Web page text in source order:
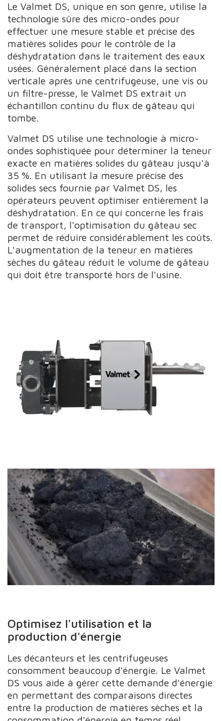
Le Valmet DS, unique en son genre, utilise la
technologie sûre des micro-ondes pour
effectuer une mesure stable et précise des
matières solides pour le contrôle de la
déshydratation dans le traitement des eaux
usées. Généralement placé dans la section
verticale après une centrifugeuse, une vis ou
un filtre-presse, le Valmet DS extrait un
échantillon continu du flux de gâteau qui
tombe.
Valmet DS utilise une technologie à micro-
ondes sophistiquée pour déterminer la teneur
exacte en matières solides du gâteau jusqu'à
35 %. En utilisant la mesure précise des
solides secs fournie par Valmet DS, les
opérateurs peuvent optimiser entièrement la
déshydratation. En ce qui concerne les frais
de transport, l'optimisation du gâteau sec
permet de réduire considérablement les coûts.
L'augmentation de la teneur en matières
sèches du gâteau réduit le volume de gâteau
qui doit être transporté hors de l'usine.
Optimisez l'utilisation et la
production d'énergie
Les décanteurs et les centrifugeuses
consomment beaucoup d'énergie. Le Valmet
DS vous aide à gérer cette demande d'énergie
en permettant des comparaisons directes
entre la production de matières sèches et la